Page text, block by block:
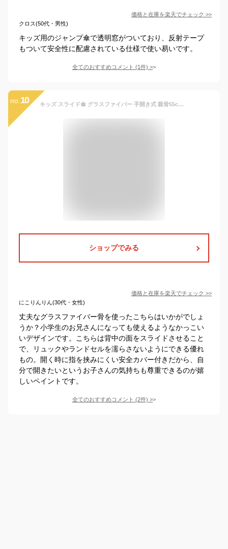
価格と在庫を楽天でチェック >>
クロス(50代・男性)
キッズ用のジャンプ傘で透明窓がついており、反射テープ
もついて安全性に配慮されている仕様で使い易いです。
全てのおすすめコメント (1件) >
no. 10 キッズ スライド傘 グラスファイバー 手開き式 親骨55cm 最長69cm 1コマクリア スライド 女の子 男の子 子供傘 卒園記念品【名入れ刺繍不可】
ショップでみる
価格と在庫を楽天でチェック >>
にこりんりん(30代・女性)
丈夫なグラスファイバー骨を使ったこちらはいかがでしょ
うか？小学生のお兄さんになっても使えるようなかっこい
いデザインです。こちらは背中の面をスライドさせること
で、リュックやランドセルを濡らさないようにできる優れ
もの。開く時に指を挟みにくい安全カバー付きだから、自
分で開きたいというお子さんの気持ちも尊重できるのが嬉
しいペイントです。
全てのおすすめコメント (2件) >